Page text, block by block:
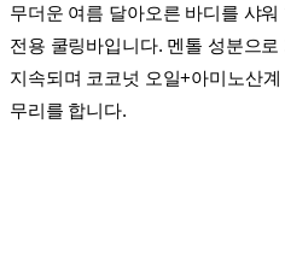
무더운 여름 달아오른 바디를 샤
전용 쿨링바입니다. 멘톨 성분으
지속되며 코코넛 오일+아미노산
무리를 합니다.